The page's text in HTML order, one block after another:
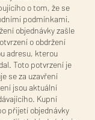
o tom, že se
podmínkami.
objednávky zašle
o obdržení
adresu, kterou
Toto potvrzení je
se za uzavření
jsou aktuální
Kupní
přijetí objednávky